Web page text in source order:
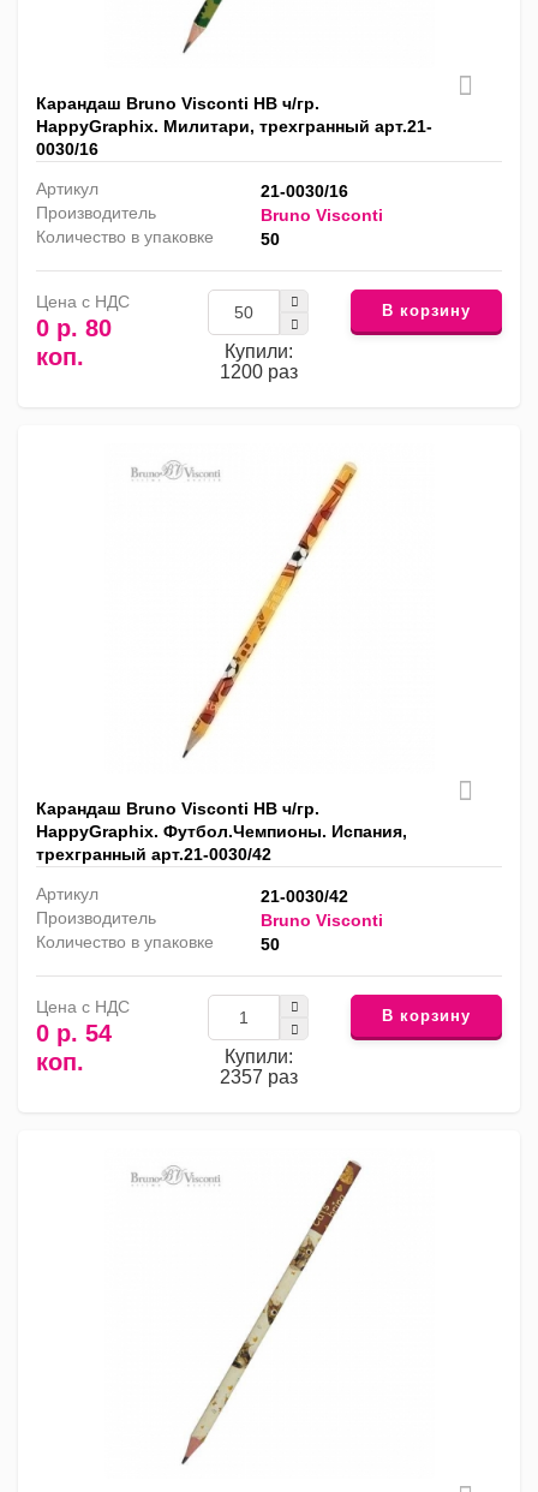
Карандаш Bruno Visconti HB ч/гр.
HappyGraphix. Милитари, трехгранный арт.21-
0030/16
Артикул
21-0030/16
Производитель
Bruno Visconti
Количество в упаковке
50
Цена с НДС
0 р. 80
коп.
Купили:
1200 раз
В корзину
Карандаш Bruno Visconti HB ч/гр.
HappyGraphix. Футбол.Чемпионы. Испания,
трехгранный арт.21-0030/42
Артикул
21-0030/42
Производитель
Bruno Visconti
Количество в упаковке
50
Цена с НДС
0 р. 54
коп.
Купили:
2357 раз
В корзину